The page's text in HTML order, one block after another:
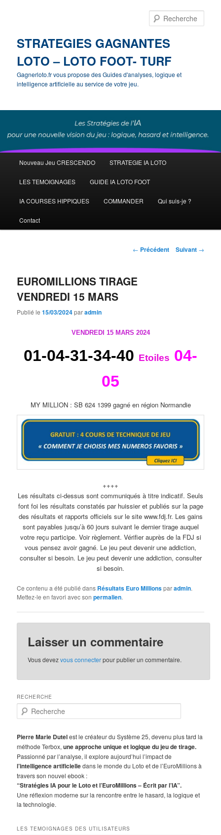
STRATEGIES GAGNANTES
LOTO – LOTO FOOT- TURF
Gagnerloto.fr vous propose des Guides d'analyses, logique et
intelligence artificielle au service de votre jeu.
principal
Aller
au
contenu
Nouveau Jeu CRESCENDO STRATEGIE IA LOTO
LES TEMOIGNAGES GUIDE IA LOTO FOOT
IA COURSES HIPPIQUES COMMANDER Qui suis-je ?
Contact
Navigation
← Précédent Suivant →
EUROMILLIONS TIRAGE
VENDREDI 15 MARS
Publié le15/03/2024paradmin
VENDREDI 15 MARS 2024
01-04-31-34-40 Etoiles 04-
05
MY MILLION : SB 624 1399 gagné en région Normandie
++++
Les résultats ci-dessus sont communiqués à titre indicatif. Seuls
font foi les résultats constatés par huissier et publiés sur la page
des résultats et rapports officiels sur le site www.fdj.fr. Les gains
sont payables jusqu’à 60 jours suivant le dernier tirage auquel
votre reçu participe. Voir règlement. Vérifier auprès de la FDJ si
vous pensez avoir gagné. Le jeu peut devenir une addiction,
consulter si besoin. Le jeu peut devenir une addiction, consulter
si besoin.
Ce contenu a été publié dans Résultats Euro Millionsparadmin.
Mettez-le en favori avec sonpermalien.
Laisser un commentaire
Vous devezvous connecterpour publier un commentaire.
RECHERCHE
e
h
e
r
c
h
e
Pierre Marie Dutelest le créateur du Système 25, devenu plus tard la
méthode Terbox,une approche unique et logique du jeu de tirage.
Passionné par l’analyse, il explore aujourd’hui l’impact de
l’intelligence artificielledans le monde du Loto et de l’EuroMillions à
travers son nouvel ebook :
“Stratégies IA pour le Loto et l’EuroMillions – Écrit par l’IA”.
Une réflexion moderne sur la rencontre entre le hasard, la logique et
la technologie.
LES TEMOIGNAGES DES UTILISATEURS